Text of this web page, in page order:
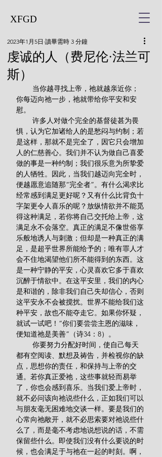
XFGD
虔诚的人（费尼伦·法兰可
斯）
2023年1月5日 讀畢需時 3 分鐘
你每迈向祂一步，祂就带给你平安和安
慰。
惧，认为它加诸给人的是愁闷与约制；若
是这样，那就不是完全了，因它只会增加
人的仁慈善心。我们并不认为做自己喜爱
做的事是一种约制；我们很乐意为所挚爱
的人牺牲。因此，当我们越迈向完全时，
便越愿意追随那“完全者”。有什么渴求比
经常感到满足更好呢？又有什么比背负十
字架更令人喜乐的呢？放纵情欲并不能觅
得这种满足，若你将自己交托给上帝，这
满足永不会落空。真正的满足不像世俗享
乐般地诱人与刺激；但却是一种真正的满
足，是超乎世界所能给予的；唯有罪人才
会不住地渴望他们所不能得到的东西。这
是一种宁静的平安，心灵喜欢它多于喜欢
沉醉于情欲中。在这平安里，我们的内心
是和谐的，除非我们自己失却信心，否则
这平安永不会被搅扰。世界不能给我们这
种平安，故也不能夺走它。如果你怀疑，
就试一试吧！“你们要尝尝主恩的滋味，
便知道祂是美善”（诗34：8）。
都有空阅读、默想及祷告，并检视你的缺
点，思想你的责任，和保持与上帝的交
通。若你真正爱祂，这些事就轻而易举
了，你也会感到喜乐。当我们爱上帝时，
就不必问该向祂说些什么，正如我们可以
与朋友毫无困难地交谈一样。要是我们的
心常向祂敞开，就不必思索要对祂说些什
么了，而是毫不考虑地说想说的话，不需
保留些什么。即使我们没有什么要说的时
候，也会满足于与祂在一起的时刻。啊，